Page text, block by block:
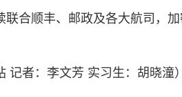
合顺丰、邮政及各大航司，
记者：李文芳 实习生：胡晓潼）